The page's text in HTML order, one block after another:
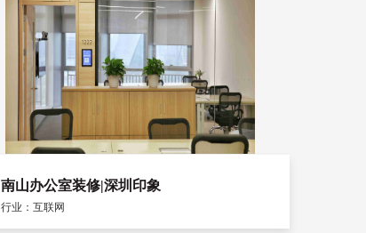
南山办公室装修|深圳印象
行业：互联网